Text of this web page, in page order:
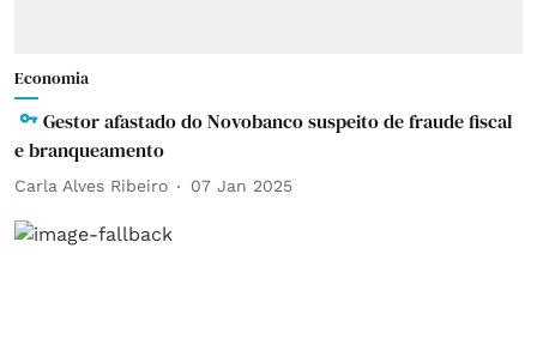
Economia
Gestor afastado do Novobanco suspeito de fraude fiscal
e branqueamento
Carla Alves Ribeiro 07 Jan 2025